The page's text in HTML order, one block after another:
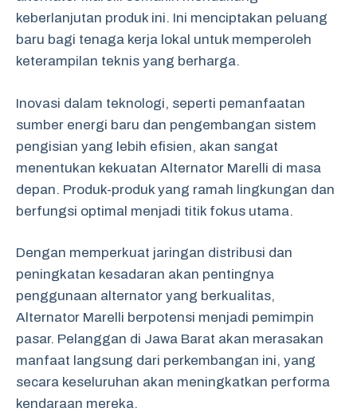
keberlanjutan produk ini. Ini menciptakan peluang
baru bagi tenaga kerja lokal untuk memperoleh
keterampilan teknis yang berharga.
Inovasi dalam teknologi, seperti pemanfaatan
sumber energi baru dan pengembangan sistem
pengisian yang lebih efisien, akan sangat
menentukan kekuatan Alternator Marelli di masa
depan. Produk-produk yang ramah lingkungan dan
berfungsi optimal menjadi titik fokus utama.
Dengan memperkuat jaringan distribusi dan
peningkatan kesadaran akan pentingnya
penggunaan alternator yang berkualitas,
Alternator Marelli berpotensi menjadi pemimpin
pasar. Pelanggan di Jawa Barat akan merasakan
manfaat langsung dari perkembangan ini, yang
secara keseluruhan akan meningkatkan performa
kendaraan mereka.